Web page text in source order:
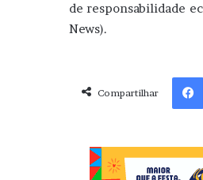
de responsabilidade
News).
Compartilhar